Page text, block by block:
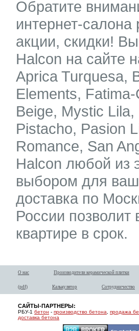
Обратите
интернет-
акции, скидки!
Halcon на сайте
Aprica Turquesa,
Elements,
Beige, Mystic
Pistacho, Pasion
Romance, San
Halcon любой из
выбором для
доставка по
России
квартире в срок.
О нас Производители керамической плитки
(pdf) Калькулятор Сотрудничество
САЙТЫ-ПАРТНЕРЫ:
РБУ-1 бетон - производство бетона
продажа
доставка бетона